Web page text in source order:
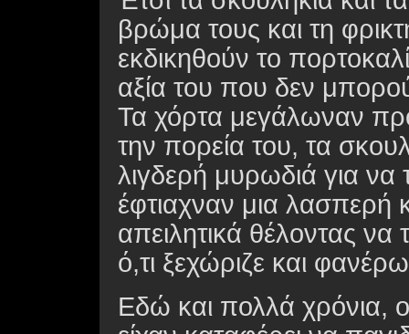
βρώμα τους και τη
εκδικηθούν το
αξία του που δεν
Τα χόρτα μεγάλωναν
την πορεία του, τα
λιγδερή μυρωδιά για να
έφτιαχναν μια
απειλητικά θέλοντας να
ό,τι ξεχώριζε και
Εδώ και πολλά χρόνια, ο